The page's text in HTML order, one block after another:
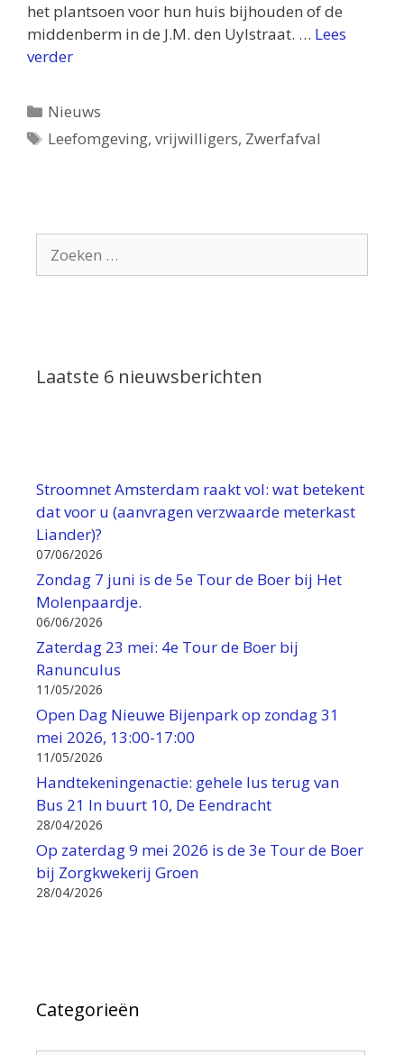
het plantsoen voor hun huis bijhouden of de
middenberm in de J.M. den Uylstraat. … Lees
verder
Categorieën
Nieuws
Tags
Leefomgeving,vrijwilligers, Zwerfafval
naar:
Laatste 6 nieuwsberichten
Stroomnet Amsterdam raakt vol: wat betekent
dat voor u (aanvragen verzwaarde meterkast
Liander)?
07/06/2026
Zondag 7 juni is de 5e Tour de Boer bij Het
Molenpaardje.
06/06/2026
Zaterdag 23 mei: 4e Tour de Boer bij
Ranunculus
11/05/2026
Open Dag Nieuwe Bijenpark op zondag 31
mei 2026, 13:00-17:00
11/05/2026
Handtekeningenactie: gehele lus terug van
Bus 21 In buurt 10, De Eendracht
28/04/2026
Op zaterdag 9 mei 2026 is de 3e Tour de Boer
bij Zorgkwekerij Groen
28/04/2026
Categorieën